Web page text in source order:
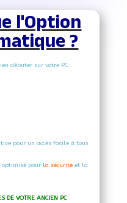
l'Option
?
débuter sur votre PC.
pour un accès facile à tous
optimisé pour la sécurité et la
DE VOTRE ANCIEN PC